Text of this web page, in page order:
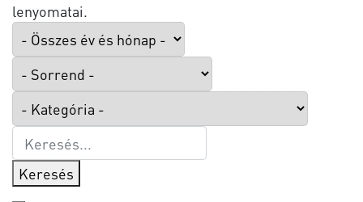
lenyomatai.
Keresés